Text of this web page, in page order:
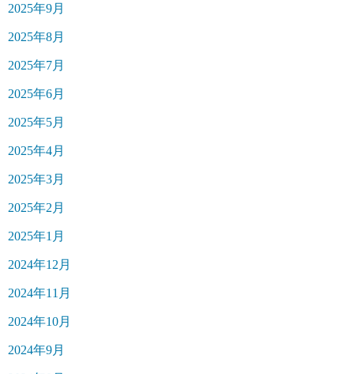
2025年9月
2025年8月
2025年7月
2025年6月
2025年5月
2025年4月
2025年3月
2025年2月
2025年1月
2024年12月
2024年11月
2024年10月
2024年9月